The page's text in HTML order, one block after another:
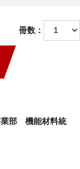
冊数：
部 機能材料統